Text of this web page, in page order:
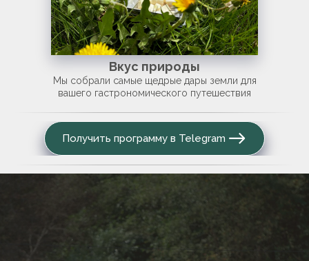
Вкус природы
Мы собрали самые щедрые дары земли для
вашего гастрономического путешествия
Получить программу в Telegram